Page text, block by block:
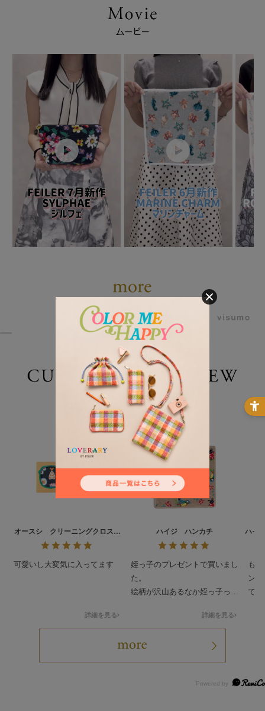
オースシ クリーニングクロス
L/CCOHS-193021
詳細を見る
可愛いし大変気に入ってます
ハイジ ハンカチ
詳細を見る
姪っ子のプレゼントで買いまし
た。
絵柄が沢山あるなか姪っ子っぽ
ャだったみたいで喜んで貰いま
ハイ
も
ン
で